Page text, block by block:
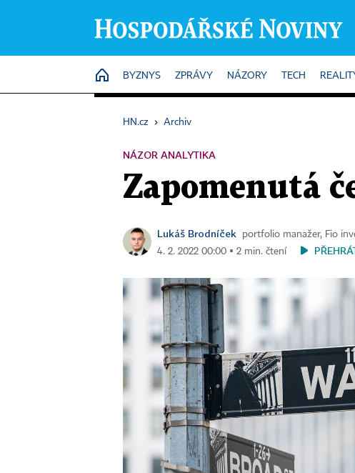
HOME
BYZNYS ZPRÁVY NÁZORY TECH
HN.cz › Archiv
NÁZOR ANALYTIKA
Zapomenutá
Lukáš Brodníček
portfolio manažer, Fio
4. 2. 2022 00:00 ▪ 2 min. čtení